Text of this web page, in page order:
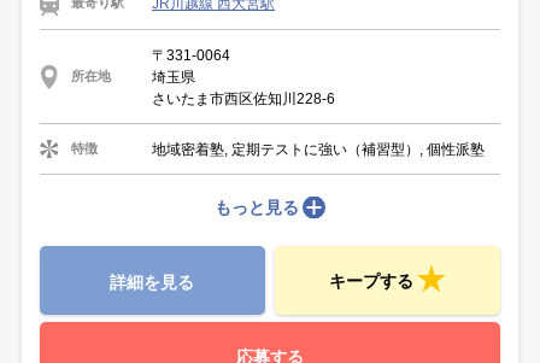
所在地
〒331-0064
埼玉県
さいたま市西区佐知川228-6
特徴 地域密着塾, 定期テストに強い（補習型）, 個性派塾
もっと見る
詳細を見る キープする
応募する